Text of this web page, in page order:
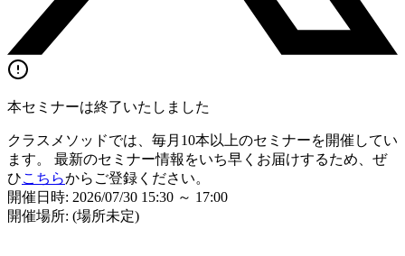
本セミナーは終了いたしました
クラスメソッドでは、毎月10本以上のセミナーを開催してい
ます。 最新のセミナー情報をいち早くお届けするため、ぜ
ひこちらからご登録ください。
開催日時: 2026/07/30 15:30 ～ 17:00
開催場所: (場所未定)